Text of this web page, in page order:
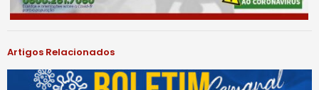
Artigos Relacionados